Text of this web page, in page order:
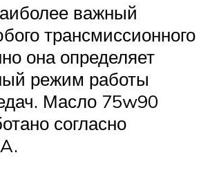
важный
трансмиссионного
она определяет
режим работы
Масло 75w90
согласно